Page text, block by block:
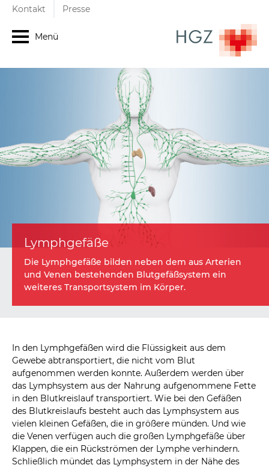
Kontakt Presse
Menü
Lymphgefäße
Die Lymphgefäße bilden neben dem aus Arterien
und Venen bestehenden Blutgefäßsystem ein
weiteres Transportsystem im Körper.
In den Lymphgefäßen wird die Flüssigkeit aus dem
Gewebe abtransportiert, die nicht vom Blut
aufgenommen werden konnte. Außerdem werden über
das Lymphsystem aus der Nahrung aufgenommene Fette
in den Blutkreislauf transportiert. Wie bei den Gefäßen
des Blutkreislaufs besteht auch das Lymphsystem aus
vielen kleinen Gefäßen, die in größere münden. Und wie
die Venen verfügen auch die großen Lymphgefäße über
Klappen, die ein Rückströmen der Lymphe verhindern.
Schließlich mündet das Lymphsystem in der Nähe des